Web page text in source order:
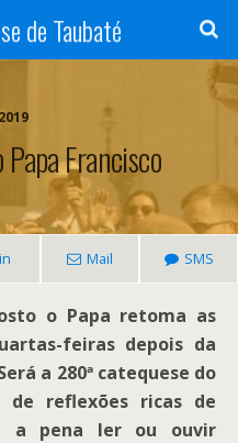
de Taubaté
Francisco
Mail SMS
o Papa retoma as
feiras depois da
a 280ª catequese do
de reflexões ricas de
a pena ler ou ouvir